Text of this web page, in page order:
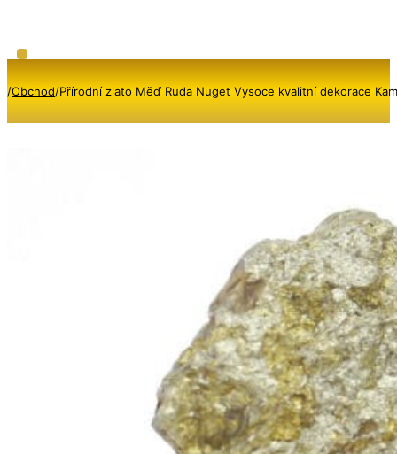
/Obchod/Přírodní zlato Měď Ruda Nuget Vysoce kvalitní dekorace